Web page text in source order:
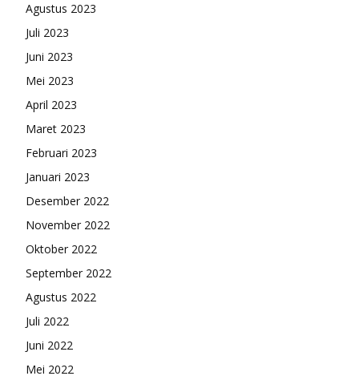
Agustus 2023
Juli 2023
Juni 2023
Mei 2023
April 2023
Maret 2023
Februari 2023
Januari 2023
Desember 2022
November 2022
Oktober 2022
September 2022
Agustus 2022
Juli 2022
Juni 2022
Mei 2022